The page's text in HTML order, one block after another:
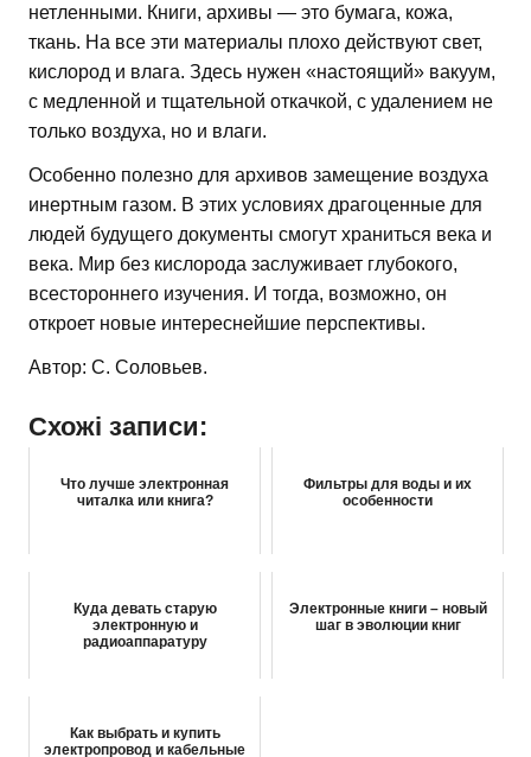
нетленными. Книги, архивы — это бумага, кожа,
ткань. На все эти материалы плохо действуют свет,
кислород и влага. Здесь нужен «настоящий» вакуум,
с медленной и тщательной откачкой, с удалением не
только воздуха, но и влаги.
Особенно полезно для архивов замещение воздуха
инертным газом. В этих условиях драгоценные для
людей будущего документы смогут храниться века и
века. Мир без кислорода заслуживает глубокого,
всестороннего изучения. И тогда, возможно, он
откроет новые интереснейшие перспективы.
Автор: С. Соловьев.
Схожі записи:
Что лучше электронная
читалка или книга?
Фильтры для воды и их
особенности
Куда девать старую
электронную и
радиоаппаратуру
Электронные книги – новый
шаг в эволюции книг
Как выбрать и купить
электропровод и кабельные